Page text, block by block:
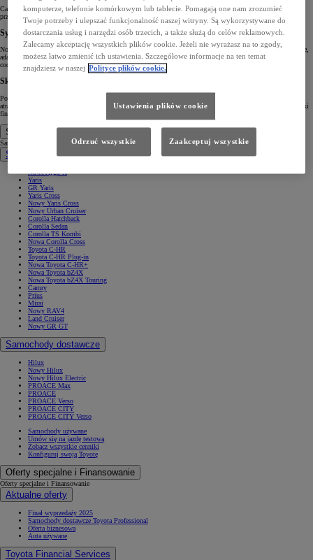
Camry wyróżnia się nowoczesnym wyglądem, dzięki dynamicznym liniom bocznym, nisko osadzonemu
przodowi i smukłym reflektorom. To idealne połączenie elegancji z sportowym charakterem.
Systemy Bezpieczeństwa Najnowszej Generacji
Nowa Camry zapewnia pełen zestaw systemów bezpieczeństwa Toyota T-MATE, w tym Toyota Safety Sense,
adaptacyjny tempomat oraz asystenta zmiany pasa ruchu. Wszystkie te technologie wspierają kierowcę w
codziennych podróżach.
Skorzystaj z Oferty Podczas Dni Otwartych
Podczas Dni Otwartych, od 21 do 26 października, możesz przetestować nową Toyotę Camry i skorzystać z
atrakcyjnych warunków zakupu. Model Comfort dostępny jest już od172 400 zł brutto
, a atrakcyjne warunki
finansowania obejmują
Samochody
Samochody
Samochody osobowe
Nowe Aygo X
Yaris
GR Yaris
Yaris Cross
Nowy Yaris Cross
Nowy Urban Cruiser
Corolla Hatchback
Corolla Sedan
Corolla TS Kombi
Nowa Corolla Cross
Toyota C-HR
Toyota C-HR Plug-in
Nowa Toyota C-HR+
Nowa Toyota bZ4X
Nowa Toyota bZ4X Touring
Camry
Prius
Mirai
Nowy RAV4
Land Cruiser
Nowy GR GT
Samochody dostawcze
Hilux
Nowy Hilux
Nowy Hilux Electric
PROACE Max
PROACE
PROACE Verso
PROACE CITY
PROACE CITY Verso
Samochody używane
Umów się na jazdę testową
Zobacz wszystkie cenniki
Konfiguruj swoją Toyotę
Oferty specjalne i Finansowanie
Oferty specjalne i Finansowanie
Aktualne oferty
Finał wyprzedaży 2025
Samochody dostawcze Toyota Professional
Oferta biznesowa
Auta używane
Toyota Financial Services
komputerze, telefonie komórkowym lub tablecie. Pomagają one nam zrozumieć
Twoje potrzeby i ulepszać funkcjonalność naszej witryny. Są wykorzystywane do
dostarczania usług i narzędzi osób trzecich, a także służą do celów reklamowych.
Zalecamy akceptację wszystkich plików cookie. Jeżeli nie wyrażasz na to zgody,
możesz łatwo zmienić ich ustawienia. Szczegółowe informacje na ten temat
znajdziesz w naszej Polityce plików cookie.
Ustawienia plików cookie
Odrzuć wszystkie Zaakceptuj wszystkie